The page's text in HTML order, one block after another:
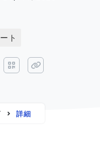
ト
詳細